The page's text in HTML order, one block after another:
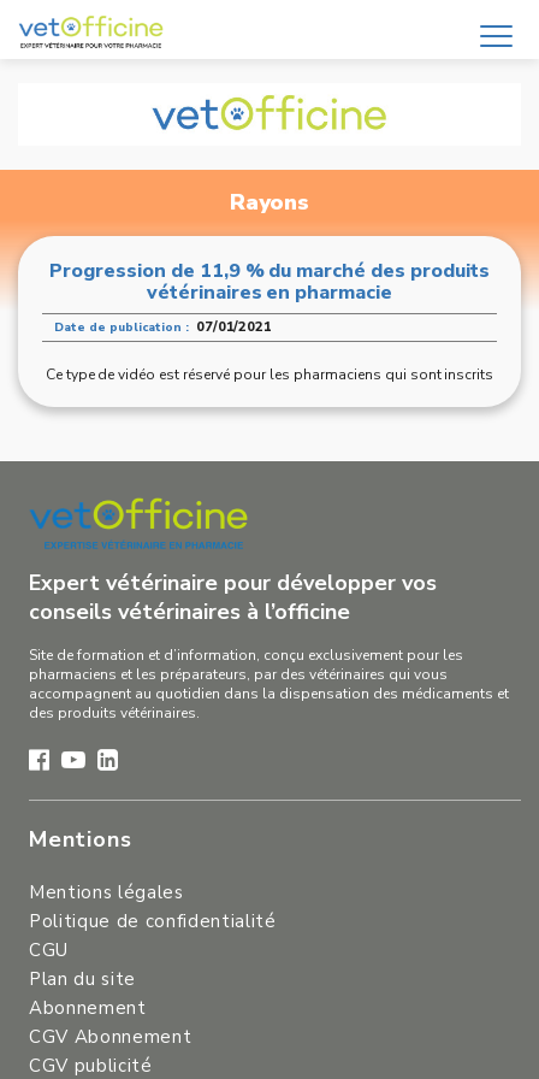
Rayons
Progression de 11,9 % du marché des produits
vétérinaires en pharmacie
Date de publication : 07/01/2021
Ce type de vidéo est réservé pour les pharmaciens qui sont inscrits
Expert vétérinaire pour développer vos
conseils vétérinaires à l’officine
Site de formation et d’information, conçu exclusivement pour les
pharmaciens et les préparateurs, par des vétérinaires qui vous
accompagnent au quotidien dans la dispensation des médicaments et
des produits vétérinaires.
Mentions
Mentions légales
Politique de confidentialité
CGU
Plan du site
Abonnement
CGV Abonnement
CGV publicité